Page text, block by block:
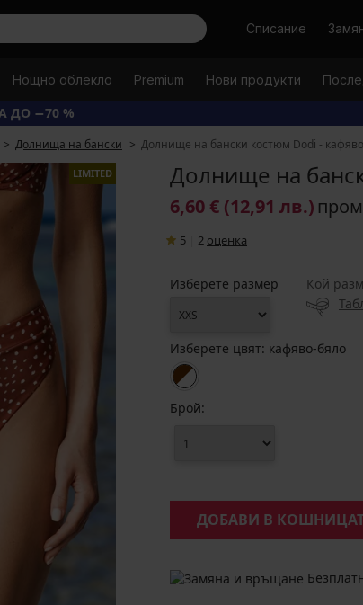
ТърсиСписание
Нощно облекло Premium Нови продукти
ДО −70 %
Долнища на бански Долнище на бански костюм Dodi -
LIMITED Долнище на
6,60 € (12,91 лв.)
5 2 oценка
Изберете размер
Кой
Изберете цвят: кафяво-бяло
Брой:
ДОБАВИ В